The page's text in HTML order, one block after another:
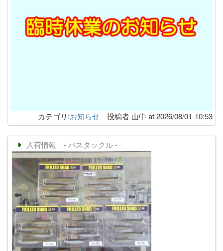
カテゴリ:お知らせ 投稿者 山中 at 2026/08/01-10:53
入荷情報 - バスタックル -